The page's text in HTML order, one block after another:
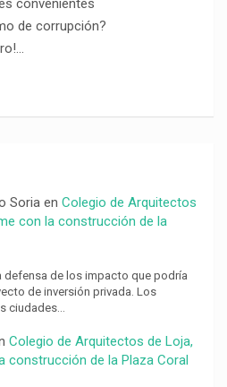
convenientes
de corrupción?
Soriaen Colegio de Arquitectos
con la construcción de la
defensa de los impacto que podría
de inversión privada. Los
ciudades…
Colegio de Arquitectos de Loja,
construcción de la Plaza Coral